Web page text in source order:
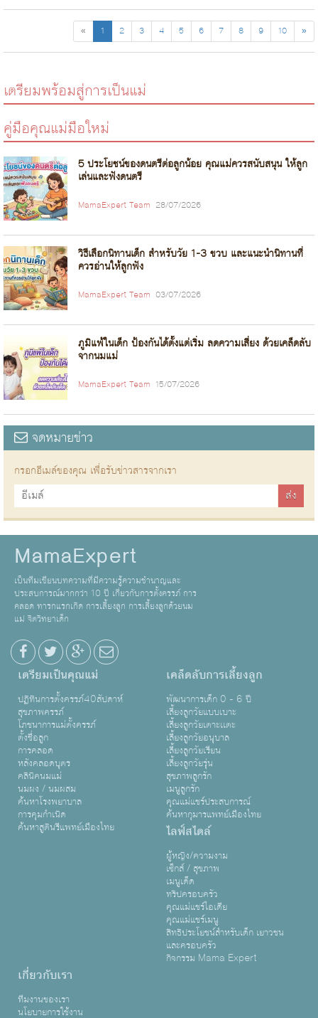
« 1 2 3 4 5 6 7 8 9 10 »
เตรียมพร้อมสู่การเป็นแม่
คู่มือคุณแม่มือใหม่
5 ประโยชน์ของดนตรีต่อลูกน้อย คุณแม่ควรสนับสนุน ให้ลูก
เล่นและฟังดนตรี
MamaExpert Team 28/07/2026
วิธีเลือกนิทานเด็ก สำหรับวัย 1-3 ขวบ และแนะนำนิทานที่
ควรอ่านให้ลูกฟัง
MamaExpert Team 03/07/2026
ภูมิแพ้ในเด็ก ป้องกันได้ตั้งแต่เริ่ม ลดความเสี่ยง ด้วยเคล็ดลับ
จากนมแม่
MamaExpert Team 15/07/2026
จดหมายข่าว
กรอกอีเมล์ของคุณ เพื่อรับข่าวสารจากเรา
MamaExpert
เป็นทีมเขียนบทความที่มีความรู้ความชำนาญและ
ประสบการณ์มากกว่า 10 ปี เกี่ยวกับการตั้งครรภ์ การ
คลอด ทารกแรกเกิด การเลี้ยงลูก การเลี้ยงลูกด้วยนม
แม่ จิตวิทยาเด็ก
เตรียมเป็นคุณแม่
ปฏิทินการตั้งครรภ์40สัปดาห์
สุขภาพครรภ์
โภชนาการแม่ตั้งครรภ์
ตั้งชื่อลูก
การคลอด
หลังคลอดบุตร
คลินิคนมแม่
นมผง / นมผสม
ค้นหาโรงพยาบาล
การคุมกำเนิด
ค้นหาสูตินรีแพทย์เมืองไทย
เคล็ดลับการเลี้ยงลูก
พัฒนาการเด็ก 0 - 6 ปี
เลี้ยงลูกวัยแบบเบาะ
เลี้ยงลูกวัยเตาะเเตะ
เลี้ยงลูกวัยอนุบาล
เลี้ยงลูกวัยเรียน
เลี้ยงลูกวัยรุ่น
สุขภาพลูกรัก
เมนูลูกรัก
คุณแม่แชร์ประสบการณ์
ค้นหากุมารแพทย์เมืองไทย
ไลฟ์สไตล์
ผู้หญิง/ความงาม
เซ็กส์ / สุขภาพ
เมนูเด็ด
ทริปครอบครัว
คุณแม่แชร์ไอเดีย
คุณแม่แชร์เมนู
สิทธิประโยชน์สำหรับเด็ก เยาวชน
และครอบครัว
กิจกรรม Mama Expert
เกี่ยวกับเรา
ทีมงานของเรา
นโยบายการใช้งาน